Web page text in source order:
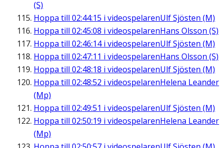
(S)
Hoppa till 02:44:15 i videospelarenUlf Sjösten (M)
Hoppa till 02:45:08 i videospelarenHans Olsson (S)
Hoppa till 02:46:14i videospelarenUlf Sjösten (M)
Hoppa till 02:47:11 i videospelarenHans Olsson (S)
Hoppa till 02:48:18 i videospelarenUlf Sjösten (M)
Hoppa till 02:48:52 i videospelarenHelena Leander
(Mp)
Hoppa till 02:49:51 i videospelarenUlf Sjösten (M)
Hoppa till 02:50:19 i videospelarenHelena Leander
(Mp)